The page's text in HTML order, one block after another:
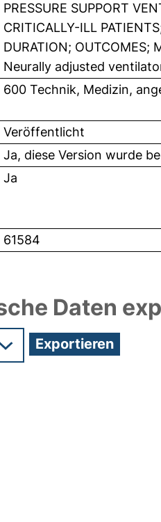
PRESSURE SUPPORT
CRITICALLY-ILL
DURATION;
Neurally adjusted
600 Technik, Medizin,
Veröffentlicht
Ja, diese Version wurde
Ja
61584
Daten